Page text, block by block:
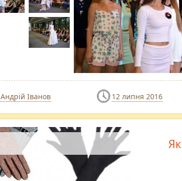
Андрій Іванов 12 липня 2016